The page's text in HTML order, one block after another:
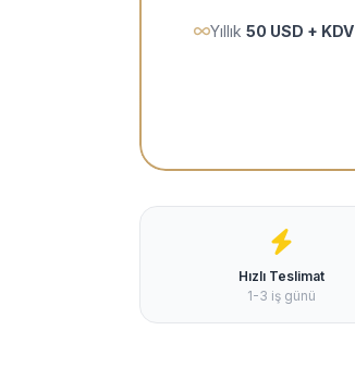
Yıllık 50 USD + KDV
Hızlı Teslimat
1-3 iş günü